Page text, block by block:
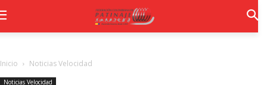
Inicio Noticias Velocidad
Noticias Velocidad